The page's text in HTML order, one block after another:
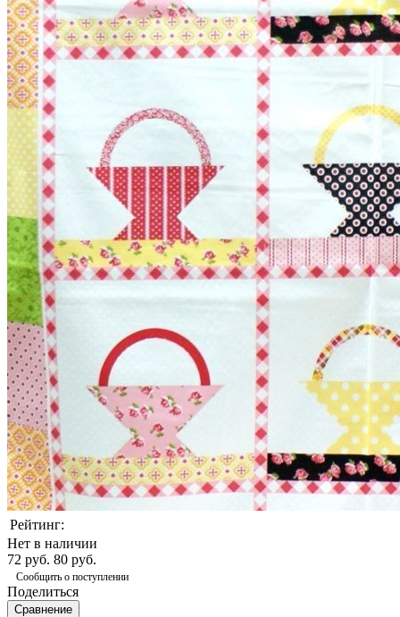
Рейтинг:
Нет в наличии
72 руб. 80 руб.
Сообщить о поступлении
Поделиться
Сравнение